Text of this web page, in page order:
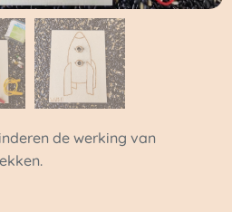
de werking van